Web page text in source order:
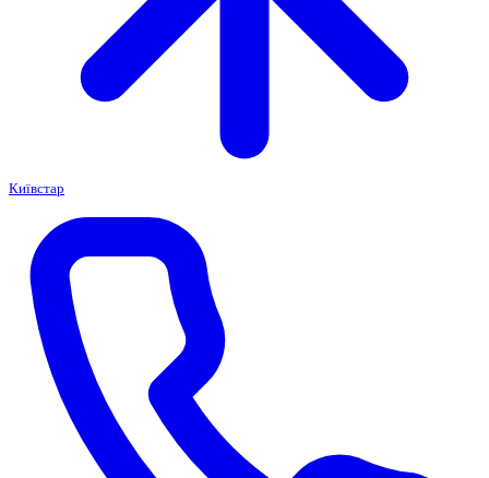
Київстар